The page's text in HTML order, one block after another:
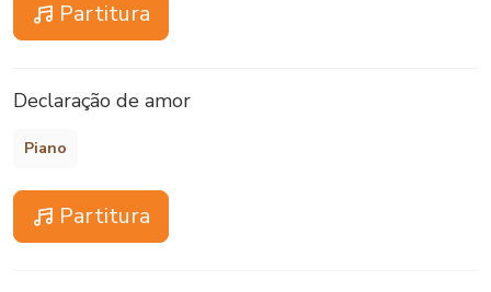
Partitura
Declaração de amor
Piano
Partitura